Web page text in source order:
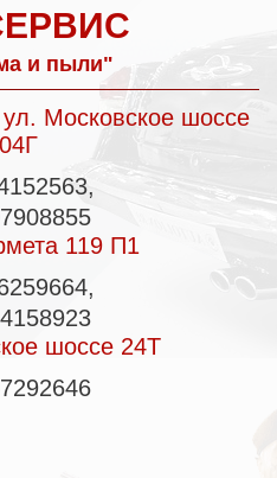
и пыли"
ул. Московское шоссе
119 П1
шоссе 24Т